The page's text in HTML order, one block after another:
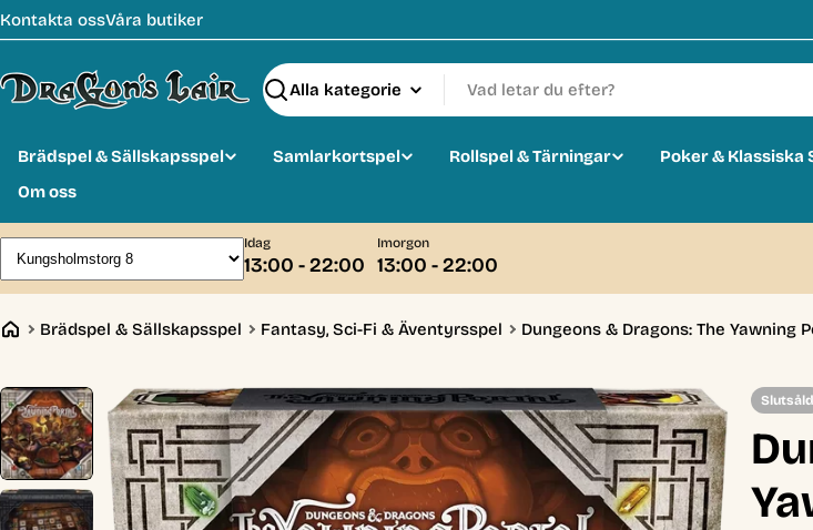
Hoppa
till
Kontakta ossVåra butiker
Sök
Brädspel & Sällskapsspel Samlarkortspel Rollspel & Tärningar Poker & Klassiska
Om oss
Idag
13:00 - 22:00
Imorgon
13:00 - 22:00
Brädspel & Sällskapsspel Fantasy, Sci-Fi & Äventyrsspel Dungeons & Dragons: The Yawning
Slutsåld